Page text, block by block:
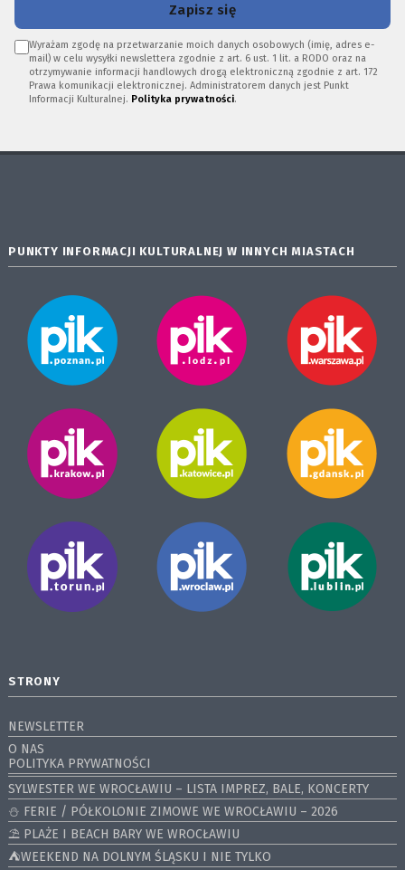
Zapisz się
Wyrażam zgodę na przetwarzanie moich danych osobowych (imię, adres e-
mail) w celu wysyłki newslettera zgodnie z art. 6 ust. 1 lit. a RODO oraz na
otrzymywanie informacji handlowych drogą elektroniczną zgodnie z art. 172
Prawa komunikacji elektronicznej. Administratorem danych jest Punkt
Informacji Kulturalnej. Polityka prywatności.
PUNKTY INFORMACJI KULTURALNEJ W INNYCH MIASTACH
STRONY
NEWSLETTER
O NAS
POLITYKA PRYWATNOŚCI
SYLWESTER WE WROCŁAWIU – LISTA IMPREZ, BALE, KONCERTY
⛄️ FERIE / PÓŁKOLONIE ZIMOWE WE WROCŁAWIU – 2026
⛱️ PLAŻE I BEACH BARY WE WROCŁAWIU
⛺️WEEKEND NA DOLNYM ŚLĄSKU I NIE TYLKO